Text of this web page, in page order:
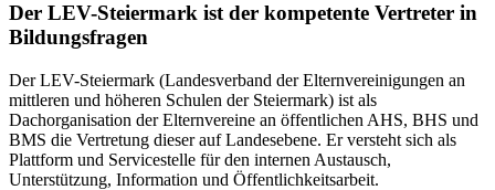
Der LEV-Steiermark ist der kompetente Vertreter in
Bildungsfragen
Der LEV-Steiermark (Landesverband der Elternvereinigungen an
mittleren und höheren Schulen der Steiermark) ist als
Dachorganisation der Elternvereine an öffentlichen AHS, BHS und
BMS die Vertretung dieser auf Landesebene. Er versteht sich als
Plattform und Servicestelle für den internen Austausch,
Unterstützung, Information und Öffentlichkeitsarbeit.